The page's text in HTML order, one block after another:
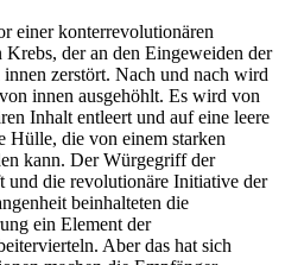
einer konterrevolutionären
der an den Eingeweiden der
zerstört. Nach und nach wird
innen ausgehöhlt. Es wird von
Inhalt entleert und auf eine leere
Hülle, die von einem starken
kann. Der Würgegriff der
und die revolutionäre Initiative der
beinhalteten die
ein Element der
Aber das hat sich